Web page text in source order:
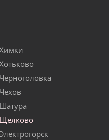
Химки
Хотьково
Черноголовка
Чехов
Шатура
Щёлково
Электрогорск